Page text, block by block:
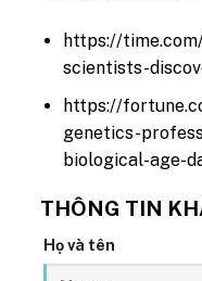
https://
scientists-
https://
genetics-
biological-age-
THÔNG TIN
Họ và tên